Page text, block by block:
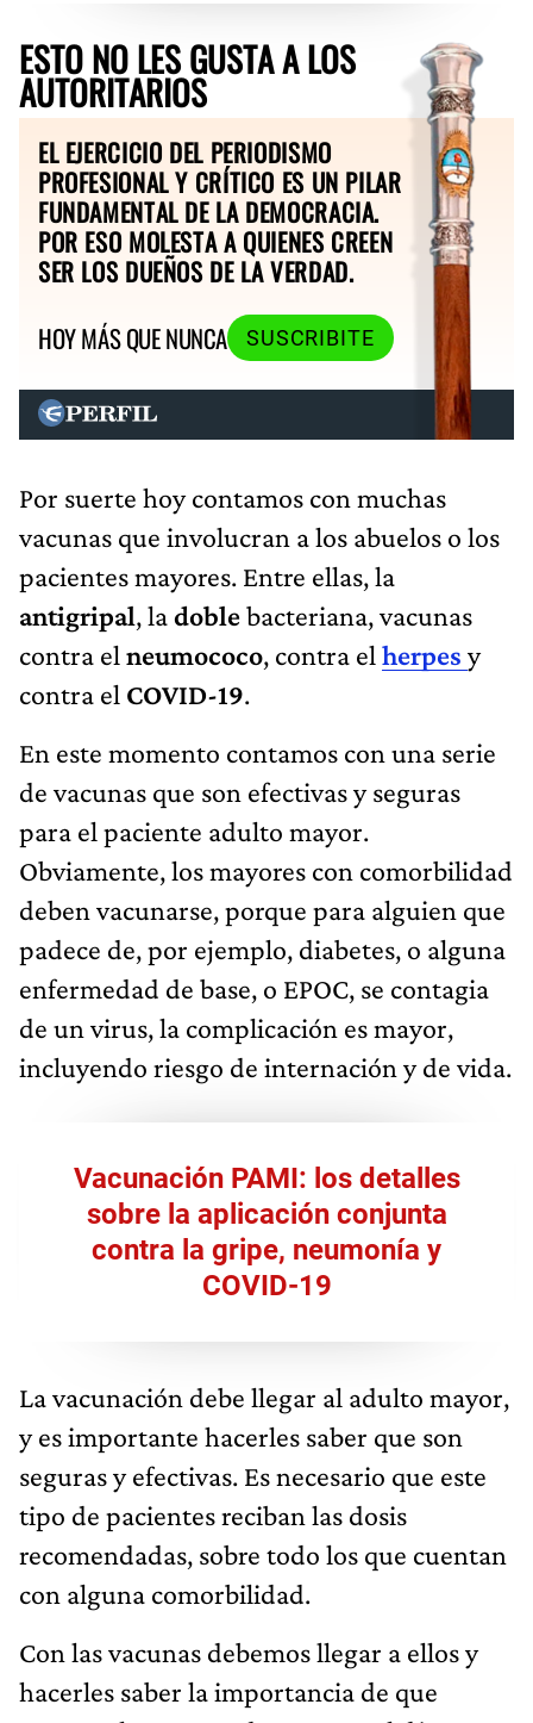
ESTO NO LES GUSTA A LOS
AUTORITARIOS
EL EJERCICIO DEL PERIODISMO
PROFESIONAL Y CRÍTICO ES UN PILAR
FUNDAMENTAL DE LA DEMOCRACIA.
POR ESO MOLESTA A QUIENES CREEN
SER LOS DUEÑOS DE LA VERDAD.
HOY MÁS QUE NUNCA
SUSCRIBITE
Por suerte hoy contamos con muchas
vacunas que involucran a los abuelos o los
pacientes mayores. Entre ellas, la
antigripal, ladoblebacteriana, vacunas
contra el neumococo, contra el herpes y
contra el COVID-19.
En este momento contamos con una serie
de vacunas que son efectivas y seguras
para el paciente adulto mayor.
Obviamente, los mayores con comorbilidad
deben vacunarse, porque para alguien que
padece de, por ejemplo, diabetes, o alguna
enfermedad de base, o EPOC, se contagia
de un virus, la complicación es mayor,
incluyendo riesgo de internación y de vida.
Vacunación PAMI: los detalles
sobre la aplicación conjunta
contra la gripe, neumonía y
COVID-19
La vacunación debe llegar al adulto mayor,
y es importante hacerles saber que son
seguras y efectivas. Es necesario que este
tipo de pacientes reciban las dosis
recomendadas, sobre todo los que cuentan
con alguna comorbilidad.
Con las vacunas debemos llegar a ellos y
hacerles saber la importancia de que